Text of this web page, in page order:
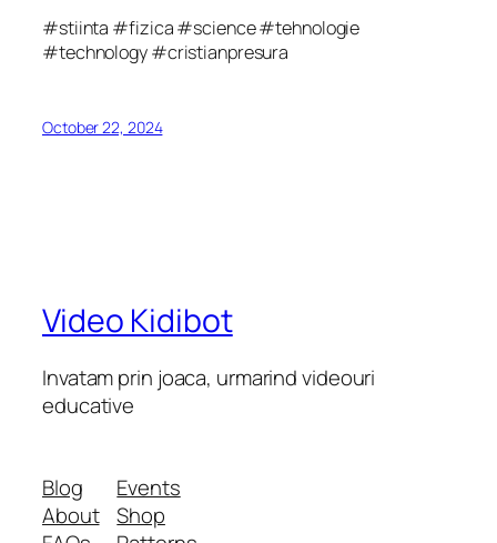
#stiinta #fizica #science #tehnologie
#technology #cristianpresura
October 22, 2024
Video Kidibot
Invatam prin joaca, urmarind videouri
educative
Blog
About
Events
Shop